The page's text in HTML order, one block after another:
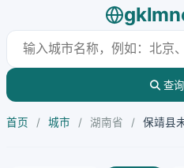
查
首页 / 城市 / 湖南省 / 保靖县